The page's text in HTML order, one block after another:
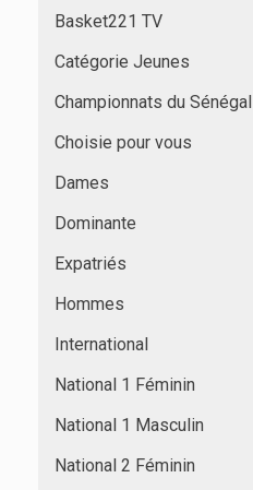
Basket221 TV
Catégorie Jeunes
Championnats du Sénégal
Choisie pour vous
Dames
Dominante
Expatriés
Hommes
International
National 1 Féminin
National 1 Masculin
National 2 Féminin